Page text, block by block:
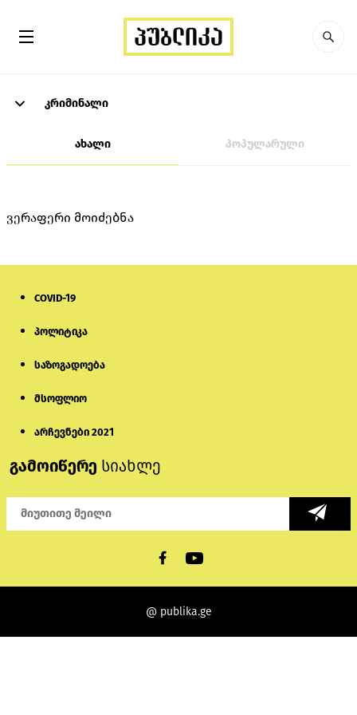
კრიმინალი
ახალი პოპულარული
ვერაფერი მოიძებნა
COVID-19
პოლიტიკა
საზოგადოება
მსოფლიო
არჩევნები 2021
გამოიწერე სიახლე
@ publika.ge